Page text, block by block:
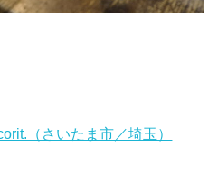
（さいたま市／埼玉）